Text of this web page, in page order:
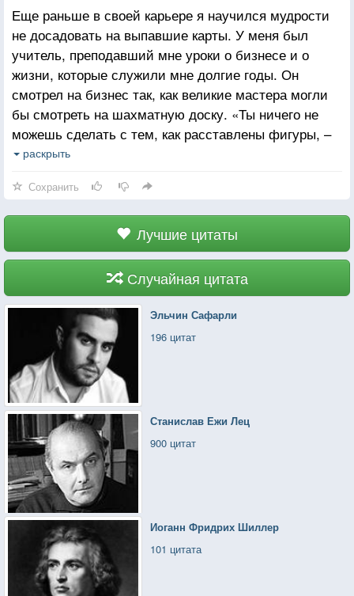
Еще раньше в своей карьере я научился мудрости
не досадовать на выпавшие карты. У меня был
учитель, преподавший мне уроки о бизнесе и о
жизни, которые служили мне долгие годы. Он
смотрел на бизнес так, как великие мастера могли
бы смотреть на шахматную доску. «Ты ничего не
можешь сделать с тем, как расставлены фигуры, –
сказал бы он. – Значение имеет только твой
раскрыть
Сохранить
Лучшие цитаты
Случайная цитата
Эльчин Сафарли
196 цитат
Станислав Ежи Лец
900 цитат
Иоганн Фридрих Шиллер
101 цитата